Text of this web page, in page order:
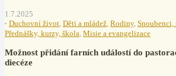
1.7.2025
Duchovní život, Děti a mládež, Rodiny, Snoubenci,
Přednášky, kurzy, škola, Misie a evangelizace
Možnost přidání farních událostí do
diecéze